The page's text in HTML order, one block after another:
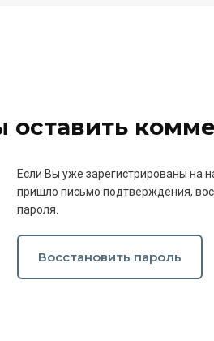
оставить
Если Вы уже зарегистрированы на
пришло письмо подтверждения,
пароля.
Восстановить пароль